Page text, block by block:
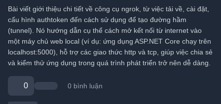
Bài viết giới thiệu chi tiết về công cụ ngrok, từ việc tải về, cài đặt,
cấu hình authtoken đến cách sử dụng để tạo đường hầm
(tunnel). Nó hướng dẫn cụ thể cách mở kết nối từ internet vào
một máy chủ web local (ví dụ: ứng dụng ASP.NET Core chạy trên
localhost:5000), hỗ trợ các giao thức http và tcp, giúp việc chia sẻ
và kiểm thử ứng dụng trong quá trình phát triển trở nên dễ dàng.
0 0 bình luận